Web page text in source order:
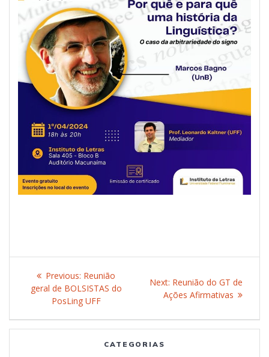
Post
navigation
Previous: Previous
post:
Reunião
geral de BOLSISTAS do
PosLing UFF
Next: Next
post:
Reunião do GT de
Ações Afirmativas
CATEGORIAS